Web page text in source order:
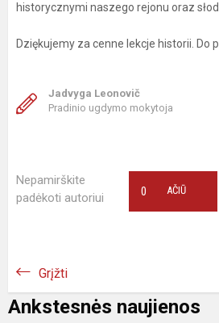
historycznymi naszego rejonu oraz
Dziękujemy za cenne lekcje historii. Do
Jadvyga Leonovič
Pradinio ugdymo mokytoja
Nepamirškite
padėkoti autoriui
AČIŪ
0
Grįžti
Ankstesnės naujienos